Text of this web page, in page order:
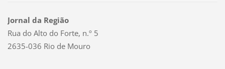
Jornal da Região
Rua do Alto do Forte, n.º 5
2635-036 Rio de Mouro